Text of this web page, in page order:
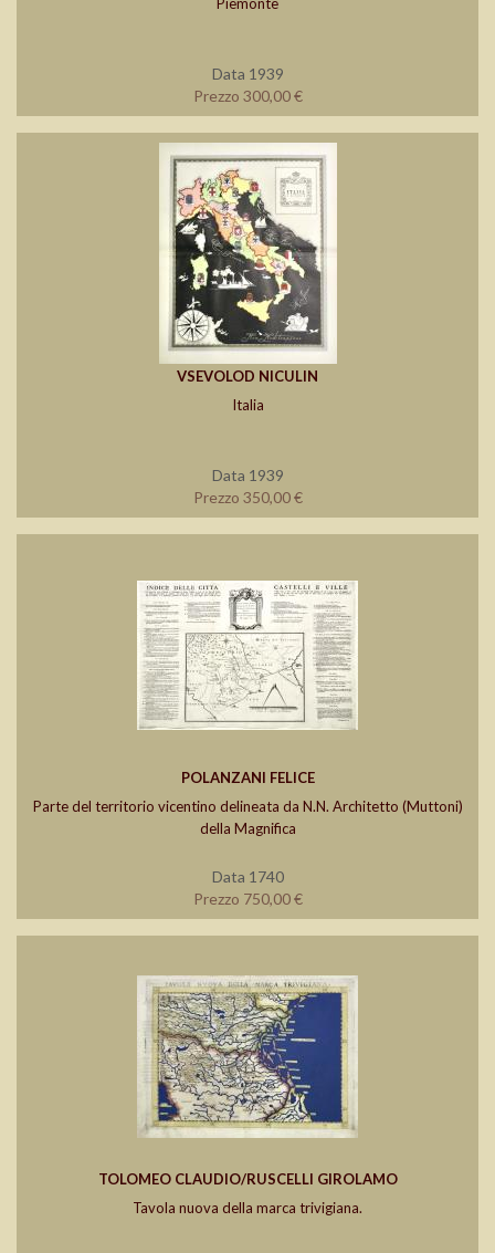
Piemonte
Data 1939
Prezzo 300,00 €
VSEVOLOD NICULIN
Italia
Data 1939
Prezzo 350,00 €
POLANZANI FELICE
Parte del territorio vicentino delineata da N.N. Architetto (Muttoni)
della Magnifica
Data 1740
Prezzo 750,00 €
TOLOMEO CLAUDIO/RUSCELLI GIROLAMO
Tavola nuova della marca trivigiana.